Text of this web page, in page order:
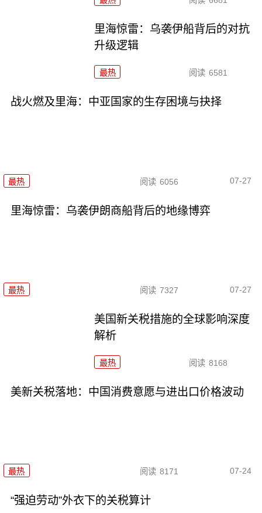
里海惊雷：乌袭伊船背后的对抗
升级逻辑
最热 阅读 6581
战火燃及里海：中亚国家的生存困境与抉择
最热 阅读 6056 07-27
里海惊雷：乌袭伊朗商船背后的地缘博弈
最热 阅读 7327 07-27
美国新关税措施的全球影响深度
解析
最热 阅读 8168
美新关税落地：中国消费意愿与进出口价格波动
最热 阅读 8171 07-24
“强迫劳动”外衣下的关税算计